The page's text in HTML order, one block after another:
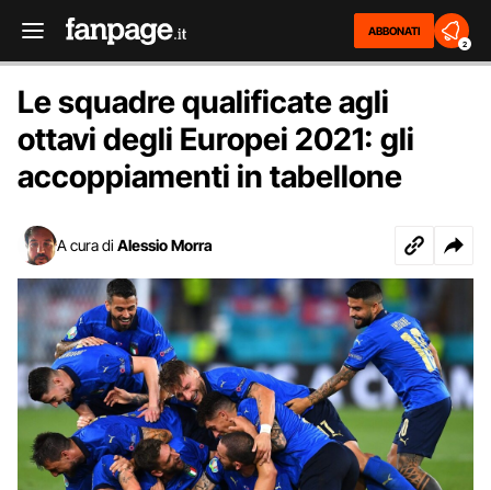
ABBONATI
2
Le squadre qualificate agli
ottavi degli Europei 2021: gli
accoppiamenti in tabellone
A cura di Alessio Morra